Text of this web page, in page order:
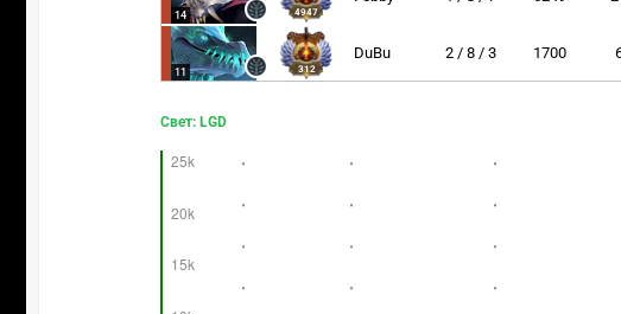
14 4947
11 312
DuBu 2 / 8 / 3 1700
Свет: LGD